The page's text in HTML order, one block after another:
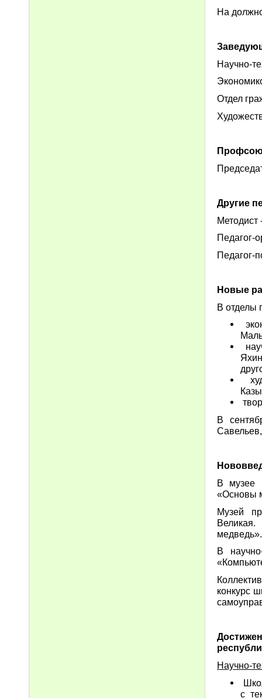
На
Научно-
Отдел
Другие
Педагог-
Педагог-
Новые
В отделы
В
В музее
«Основы
Музей
медведь».
В
конкурс
Научно-
с